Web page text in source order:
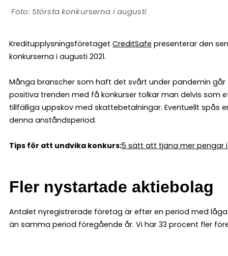
Största konkurserna i augusti
Kreditupplysningsföretaget CreditSafe presenterar den
konkurserna i augusti 2021.
Många branscher som haft det svårt under pandemin
positiva trenden med få konkurser tolkar man delvis som
tillfälliga uppskov med skattebetalningar. Eventuellt spås
denna anståndsperiod.
Tips för att undvika konkurs:5 sätt att tjäna mer pengar
Fler nystartade aktiebolag
Antalet nyregistrerade företag är efter en period med
än samma period föregående år. Vi har 33 procent fler